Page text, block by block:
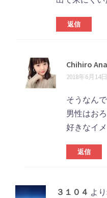
返信
Chihiro
2018年6月14
そうなん
男性はお
好きなイ
返信
３１０４ より: